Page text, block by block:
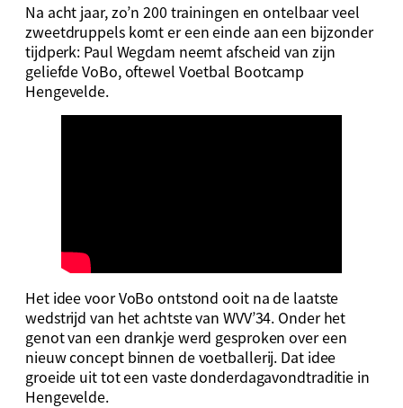
Na acht jaar, zo’n 200 trainingen en ontelbaar veel
zweetdruppels komt er een einde aan een bijzonder
tijdperk: Paul Wegdam neemt afscheid van zijn
geliefde VoBo, oftewel Voetbal Bootcamp
Hengevelde.
Het idee voor VoBo ontstond ooit na de laatste
wedstrijd van het achtste van WVV’34. Onder het
genot van een drankje werd gesproken over een
nieuw concept binnen de voetballerij. Dat idee
groeide uit tot een vaste donderdagavondtraditie in
Hengevelde.